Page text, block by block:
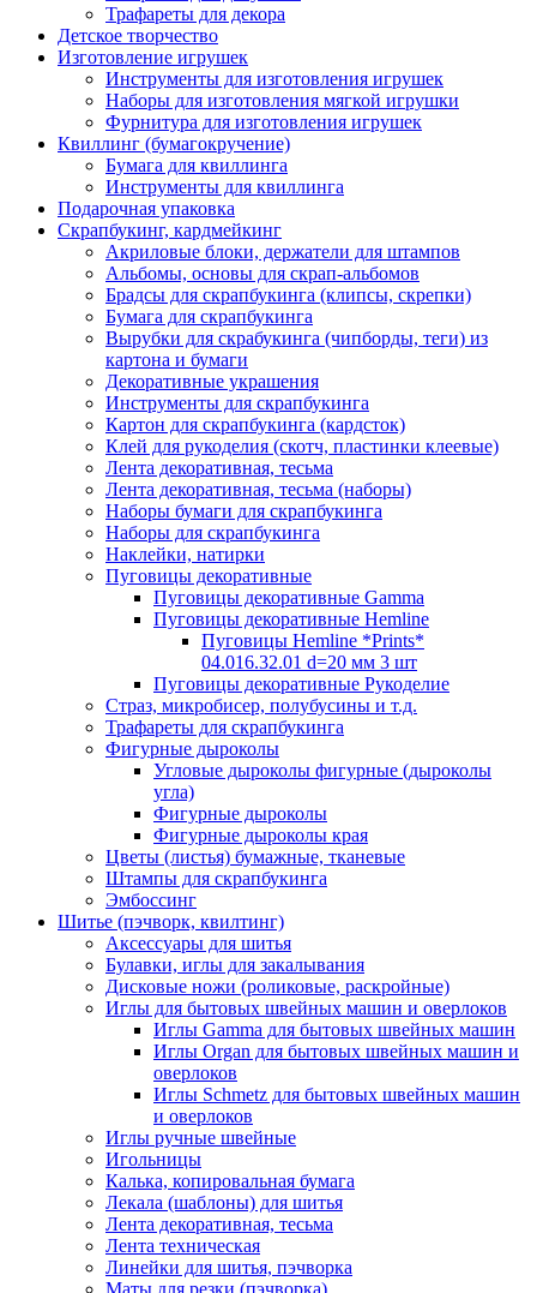
Трафареты для декора
Детское творчество
Изготовление игрушек
Инструменты для изготовления игрушек
Наборы для изготовления мягкой игрушки
Фурнитура для изготовления игрушек
Квиллинг (бумагокручение)
Бумага для квиллинга
Инструменты для квиллинга
Подарочная упаковка
Скрапбукинг, кардмейкинг
Акриловые блоки, держатели для штампов
Альбомы, основы для скрап-альбомов
Брадсы для скрапбукинга (клипсы, скрепки)
Бумага для скрапбукинга
Вырубки для скрабукинга (чипборды, теги) из
картона и бумаги
Декоративные украшения
Инструменты для скрапбукинга
Картон для скрапбукинга (кардсток)
Клей для рукоделия (скотч, пластинки клеевые)
Лента декоративная, тесьма
Лента декоративная, тесьма (наборы)
Наборы бумаги для скрапбукинга
Наборы для скрапбукинга
Наклейки, натирки
Пуговицы декоративные
Пуговицы декоративные Gamma
Пуговицы декоративные Hemline
Пуговицы Hemline *Prints*
04.016.32.01 d=20 мм 3 шт
Пуговицы декоративные Рукоделие
Страз, микробисер, полубусины и т.д.
Трафареты для скрапбукинга
Фигурные дыроколы
Угловые дыроколы фигурные (дыроколы
угла)
Фигурные дыроколы
Фигурные дыроколы края
Цветы (листья) бумажные, тканевые
Штампы для скрапбукинга
Эмбоссинг
Шитье (пэчворк, квилтинг)
Аксессуары для шитья
Булавки, иглы для закалывания
Дисковые ножи (роликовые, раскройные)
Иглы для бытовых швейных машин и оверлоков
Иглы Gamma для бытовых швейных машин
Иглы Organ для бытовых швейных машин и
оверлоков
Иглы Schmetz для бытовых швейных машин
и оверлоков
Иглы ручные швейные
Игольницы
Калька, копировальная бумага
Лекала (шаблоны) для шитья
Лента декоративная, тесьма
Лента техническая
Линейки для шитья, пэчворка
Маты для резки (пэчворка)